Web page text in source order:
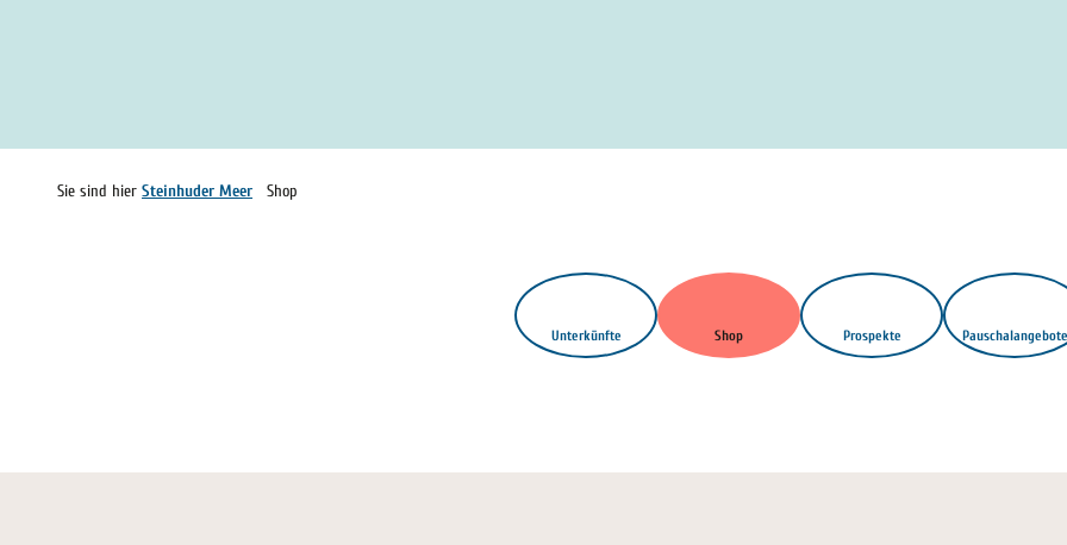
Sie sind hier Steinhuder Meer Shop
Unterkünfte Shop Prospekte Pauschalangebote